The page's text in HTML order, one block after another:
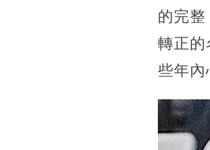
的完
轉正的
些年內